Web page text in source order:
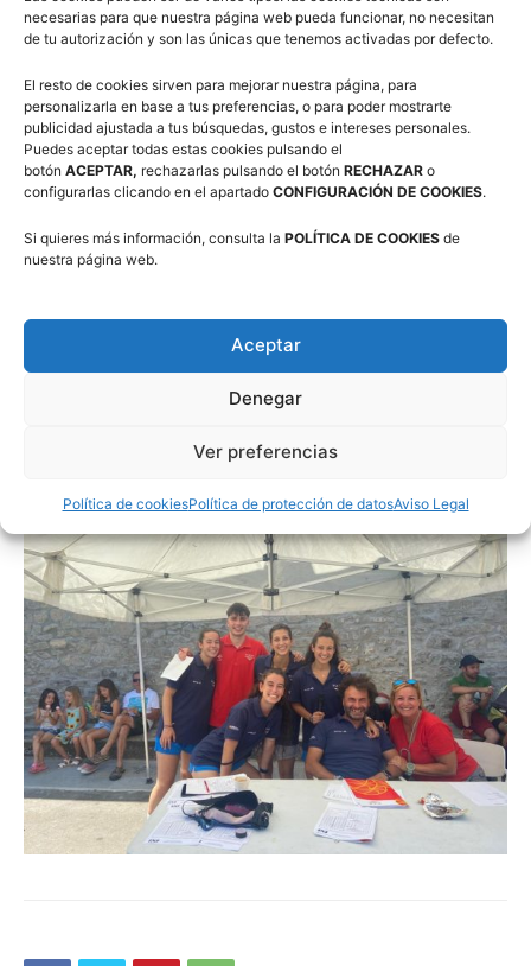
necesarias para que nuestra página web pueda funcionar, no necesitan
de tu autorización y son las únicas que tenemos activadas por defecto.
El resto de cookies sirven para mejorar nuestra página, para
personalizarla en base a tus preferencias, o para poder mostrarte
publicidad ajustada a tus búsquedas, gustos e intereses personales.
Puedes aceptar todas estas cookies pulsando el
botón ACEPTAR, rechazarlas pulsando el botón RECHAZAR o
configurarlas clicando en el apartado CONFIGURACIÓN DE COOKIES.
Si quieres más información, consulta la POLÍTICA DE COOKIES de
nuestra página web.
Aceptar
Denegar
Ver preferencias
Política de cookiesPolítica de protección de datosAviso Legal
de premios que tuvo lugar en el pabellón municipal con la
presencia deLuis Terrén, alcalde de Villanúa.